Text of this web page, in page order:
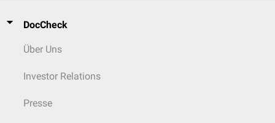
DocCheck
Über Uns
Investor Relations
Presse